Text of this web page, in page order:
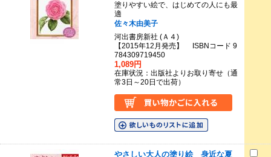
塗りやすい絵で、はじめての人にも最
適
佐々木由美子
河出書房新社 (Ａ４)
【2015年12月発売】 ISBNコード 9
784309719450
1,089円
在庫状況：出版社よりお取り寄せ（通
常3日～20日で出荷）
やさしい大人の塗り絵 身近な夏